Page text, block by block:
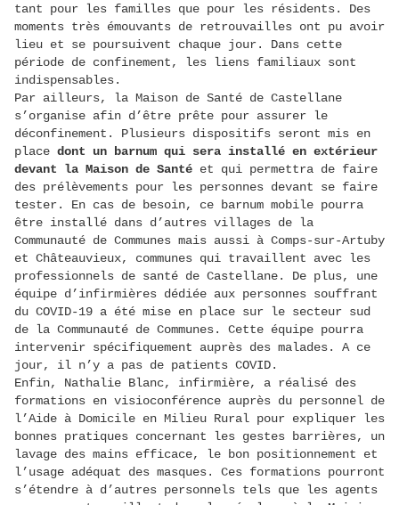
tant pour les familles que pour les résidents. Des
moments très émouvants de retrouvailles ont pu avoir
lieu et se poursuivent chaque jour. Dans cette
période de confinement, les liens familiaux sont
indispensables.
Par ailleurs, la Maison de Santé de Castellane
s’organise afin d’être prête pour assurer le
déconfinement. Plusieurs dispositifs seront mis en
place dont un barnum qui sera installé en extérieur
devant la Maison de Santé et qui permettra de faire
des prélèvements pour les personnes devant se faire
tester. En cas de besoin, ce barnum mobile pourra
être installé dans d’autres villages de la
Communauté de Communes mais aussi à Comps-sur-Artuby
et Châteauvieux, communes qui travaillent avec les
professionnels de santé de Castellane. De plus, une
équipe d’infirmières dédiée aux personnes souffrant
du COVID-19 a été mise en place sur le secteur sud
de la Communauté de Communes. Cette équipe pourra
intervenir spécifiquement auprès des malades. A ce
jour, il n’y a pas de patients COVID.
Enfin, Nathalie Blanc, infirmière, a réalisé des
formations en visioconférence auprès du personnel de
l’Aide à Domicile en Milieu Rural pour expliquer les
bonnes pratiques concernant les gestes barrières, un
lavage des mains efficace, le bon positionnement et
l’usage adéquat des masques. Ces formations pourront
s’étendre à d’autres personnels tels que les agents